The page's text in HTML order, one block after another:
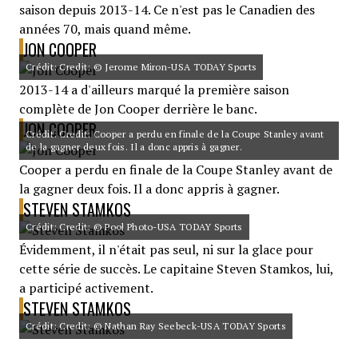
saison depuis 2013-14. Ce n'est pas le Canadien des
années 70, mais quand même.
JON COOPER
Crédit: Credit: © Jerome Miron-USA TODAY Sports
2013-14 a d'ailleurs marqué la première saison
complète de Jon Cooper derrière le banc.
JON COOPER
Crédit: Credit: Cooper a perdu en finale de la Coupe Stanley avant
de la gagner deux fois. Il a donc appris à gagner.
Cooper a perdu en finale de la Coupe Stanley avant de
la gagner deux fois. Il a donc appris à gagner.
STEVEN STAMKOS
Crédit: Credit: © Pool Photo-USA TODAY Sports
Évidemment, il n'était pas seul, ni sur la glace pour
cette série de succès. Le capitaine Steven Stamkos, lui,
a participé activement.
STEVEN STAMKOS
Crédit: Credit: © Nathan Ray Seebeck-USA TODAY Sports